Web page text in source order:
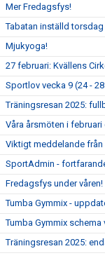
Mer Fredagsfys!
Tabatan inställd torsdag
Mjukyoga!
27 februari: Kvällens
Sportlov vecka 9 (24 -
Träningsresan 2025:
Våra årsmöten i februari
Viktigt meddelande
SportAdmin -
Fredagsfys under våren!
Tumba Gymmix -
Tumba Gymmix schema
Träningsresan 2025: